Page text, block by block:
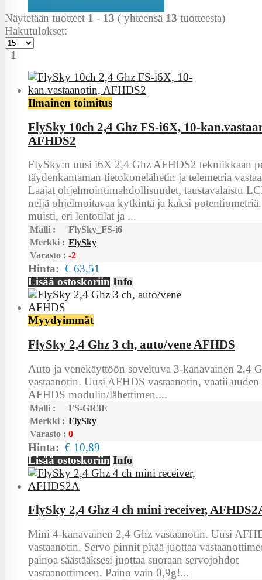
Näytetään tuotteet 1 - 13 ( yhteensä 13 tuotteesta)
Hakutulokset:
1
Ilmainen toimitus
FlySky 10ch 2,4 Ghz FS-i6X, 10-
AFHDS2
FlySky:n uusi i6X 2,4 Ghz AFHDS2 tekniikkaan
täydenkantaman tietokonelähetin ja telemetria
Laajat ohjelmointimahdollisuudet, taustavalaistu
neljä ohjelmoitavaa kytkintä ja kaksi
muisti, eri lentotilat ja ...
Malli :
FlySky_FS-i6
Merkki : FlySky
Varasto : -2
Hinta: € 63,51
Lisää ostoskoriin Info
Myydyimmät
FlySky 2,4 Ghz 3 ch, auto/vene AFHDS
Auto ja venekäyttöön soveltuva 3-kanavainen 2,4
vastaanotin. Uusi AFHDS vastaanotin, vaatii
AFHDS modulin/lähettimen....
Malli :
FS-GR3E
Merkki : FlySky
Varasto : 0
Hinta: € 10,89
Lisää ostoskoriin Info
FlySky 2,4 Ghz 4 ch mini receiver,
Mini 4-kanavainen 2,4 Ghz vastaanotin. Uusi
vastaanotin. Servo pinnit pitää juottaa
painoa säästääksesi juottaa suoraan servojohdot
vastaanottimeen. Paino vain 0,9g!...